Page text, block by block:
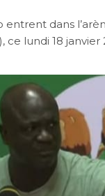
entrent dans
ce lundi 18